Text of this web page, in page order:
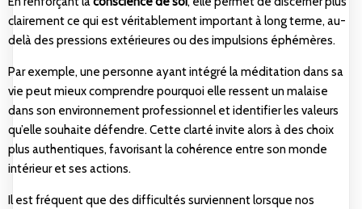
clairement ce qui est véritablement important à long terme, au-
delà des pressions extérieures ou des impulsions éphémères.
Par exemple, une personne ayant intégré la méditation dans sa
vie peut mieux comprendre pourquoi elle ressent un malaise
dans son environnement professionnel et identifier les valeurs
qu’elle souhaite défendre. Cette clarté invite alors à des choix
plus authentiques, favorisant la cohérence entre son monde
intérieur et ses actions.
Il est fréquent que des difficultés surviennent lorsque nos